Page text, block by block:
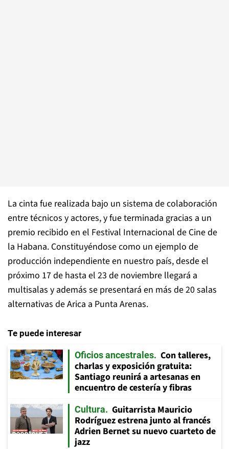
La cinta fue realizada bajo un sistema de colaboración
entre técnicos y actores, y fue terminada gracias a un
premio recibido en el Festival Internacional de Cine de
la Habana. Constituyéndose como un ejemplo de
producción independiente en nuestro país, desde el
próximo 17 de hasta el 23 de noviembre llegará a
multisalas y además se presentará en más de 20 salas
alternativas de Arica a Punta Arenas.
Te puede interesar
Oficios ancestrales
Con talleres,
charlas y exposición gratuita:
Santiago reunirá a artesanas en
encuentro de cestería y fibras
Cultura
Guitarrista Mauricio
Rodríguez estrena junto al francés
Adrien Bernet su nuevo cuarteto de
jazz